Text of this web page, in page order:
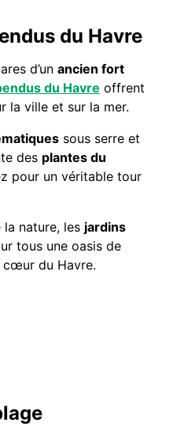
du Havre
d’un ancien fort
du Havre offrent
la ville et sur la mer.
sous serre et
des plantes du
pour un véritable tour
la nature, les jardins
tous une oasis de
cœur du Havre.